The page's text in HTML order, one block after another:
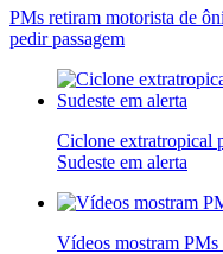
PMs retiram motorista de
pedir passagem
Ciclone extratropical
Sudeste em alerta
Vídeos mostram